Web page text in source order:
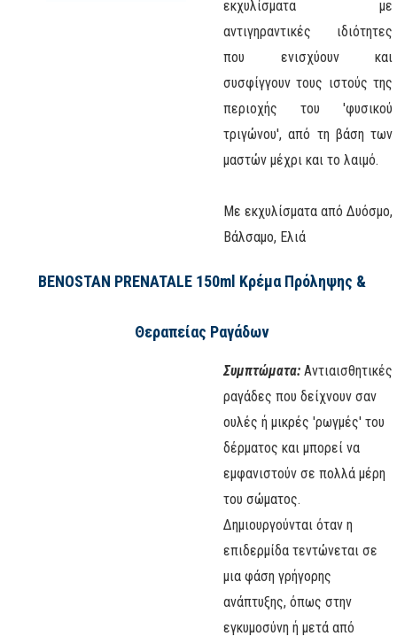
εκχυλίσματα με
αντιγηραντικές ιδιότητες
που ενισχύουν και
συσφίγγουν τους ιστούς της
περιοχής του 'φυσικού
τριγώνου', από τη βάση των
μαστών μέχρι και το λαιμό.
Με εκχυλίσματα από Δυόσμο,
Βάλσαμο, Ελιά
BENOSTAN PRENATALE 150ml Κρέμα Πρόληψης &
Θεραπείας Ραγάδων
Συμπτώματα: Αντιαισθητικές
ραγάδες που δείχνουν σαν
ουλές ή μικρές 'ρωγμές' του
δέρματος και μπορεί να
εμφανιστούν σε πολλά μέρη
του σώματος.
Δημιουργούνται όταν η
επιδερμίδα τεντώνεται σε
μια φάση γρήγορης
ανάπτυξης, όπως στην
εγκυμοσύνη ή μετά από